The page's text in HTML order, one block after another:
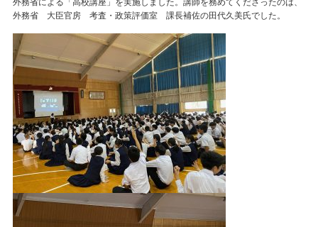
外務省による「高校講座」を実施しました。講師を務めてくださったのは、
外務省 大臣官房 考査・政策評価室 課長補佐の田代久美氏でした。